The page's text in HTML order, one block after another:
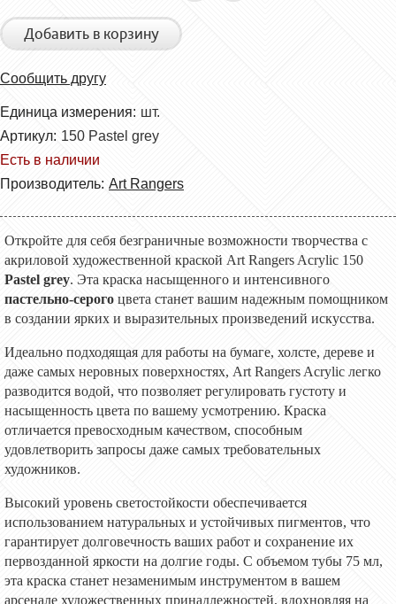
Добавить в корзину
Сообщить другу
Единица измерения: шт.
Артикул: 150 Pastel grey
Есть в наличии
Производитель: Art Rangers
Откройте для себя безграничные возможности творчества с
акриловой художественной краской Art Rangers Acrylic 150
Pastel grey. Эта краска насыщенного и интенсивного
пастельно-серого цвета станет вашим надежным помощником
в создании ярких и выразительных произведений искусства.
Идеально подходящая для работы на бумаге, холсте, дереве и
даже самых неровных поверхностях, Art Rangers Acrylic легко
разводится водой, что позволяет регулировать густоту и
насыщенность цвета по вашему усмотрению. Краска
отличается превосходным качеством, способным
удовлетворить запросы даже самых требовательных
художников.
Высокий уровень светостойкости обеспечивается
использованием натуральных и устойчивых пигментов, что
гарантирует долговечность ваших работ и сохранение их
первозданной яркости на долгие годы. С объемом тубы 75 мл,
эта краска станет незаменимым инструментом в вашем
арсенале художественных принадлежностей, вдохновляя на